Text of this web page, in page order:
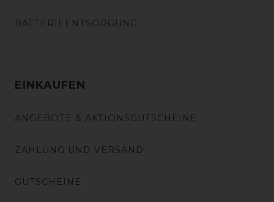
BATTERIEENTSORGUNG
EINKAUFEN
ANGEBOTE & AKTIONSGUTSCHEINE
ZAHLUNG UND VERSAND
GUTSCHEINE